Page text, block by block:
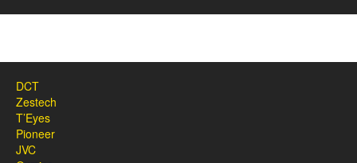
DCT
Zestech
T’Eyes
Pioneer
JVC